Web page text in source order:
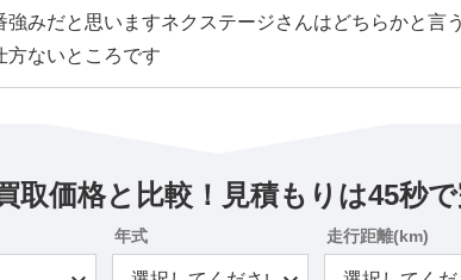
みだと思いますネクステージさんはどちらかと言
方ないところです
取価格と比較！見積もりは45秒で
年式 走行距離(km)